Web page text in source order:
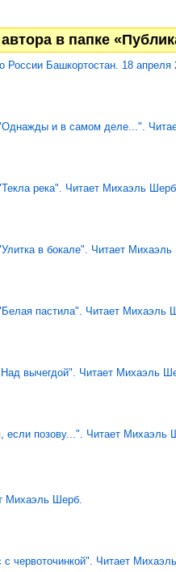
в папке
Башкортостан. 18 апреля
"Однажды и в самом деле...".
река". Читает Михаэль Шерб
в бокале". Читает
пастила". Читает Михаэль
вычегдой". Читает Михаэль
если позову...". Читает Михаэль
Михаэль Шерб.
червоточинкой". Читает